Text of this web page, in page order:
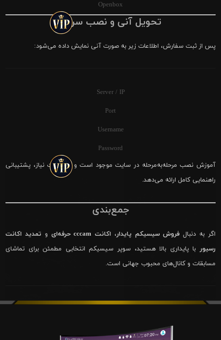
Openbox
تحویل آنی و نصب سریع
پس از ثبت سفارش، اطلاعات زیر به صورت آنی نمایش داده می‌شود:
Server / IP
Port
Username
Password
آموزش نصب مرحله‌به‌مرحله در سایت موجود است و در صورت نیاز، پشتیبانی
راهنمایی کامل ارائه می‌دهد.
جمع‌بندی
اگر به دنبال فروش سیسیکم پایدار، اکانت cccam حرفه‌ای و تمدید اکانت
رسیور با پایداری بالا هستید، سوپر سیسیکم انتخابی مطمئن برای تماشای
مسابقات و کانال‌های محبوب جهانی است.